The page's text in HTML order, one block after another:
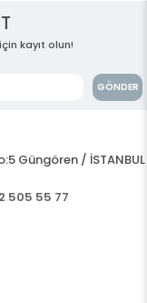
kayıt olun!
GÖNDER
Güngören / İSTANBUL
505 55 77